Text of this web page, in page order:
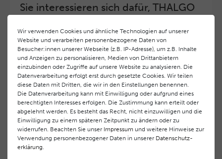
Sie interessieren sich dafür, THALGO
COSMETIC Partner und Depositär zu
werden?
Hohe Servicequalität und ein exzellentes Markenimage
haben bei
THALGO COSMETIC oberste Priorität.
Anspruchsvollen Endverbrauchern möchten wir ein
hohes Qualitätsniveau und gleichzeitig eine
überdurchschnittliche Behandlungs- und Serviceleistung
gewährleisten. Deshalb haben wir ein selektives
Vertriebssystem eingeführt. THALGO COSMETICPartner
werden auf diese Weise wirtschaftlich unterstützt,
während Endverbrauchern eine stets gleichbleibend hohe
Dienstleistungsqualität und ein innovatives Produkt- und
Behandlungsprogramm geboten wird.
Wir verwenden Cookies und ähnliche Technologien auf unserer
Website und verarbeiten personenbezogene Daten von
Besucher:innen unserer Webseite (z.B. IP-Adresse), um z.B. Inhalte
und Anzeigen zu personalisieren, Medien von Drittanbietern
einzubinden oder Zugriffe auf unsere Website zu analysieren. Die
Datenverarbeitung erfolgt erst durch gesetzte Cookies. Wir teilen
diese Daten mit Dritten, die wir in den Einstellungen benennen.
Die Datenverarbeitung kann mit Einwilligung oder aufgrund eines
berechtigten Interesses erfolgen. Die Zustimmung kann erteilt oder
abgelehnt werden. Es besteht das Recht, nicht einzuwilligen und die
Einwilligung zu einem späteren Zeitpunkt zu ändern oder zu
widerrufen. Beachten Sie unser Impressum und weitere Hinweise zur
Verwendung personenbezogener Daten in unserer Daten­schutz­
erklärung.